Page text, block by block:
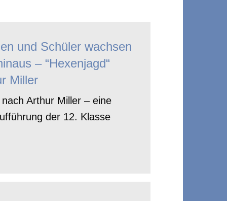
und Schüler wachsen
– “Hexenjagd“
Miller
nach Arthur Miller – eine
der 12. Klasse